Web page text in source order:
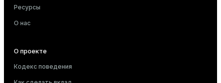
Ресурсы
О нас
О проекте
Кодекс поведения